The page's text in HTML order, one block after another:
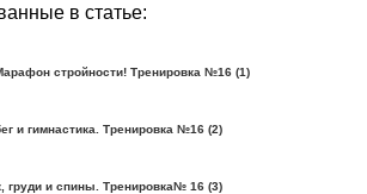
в статье:
стройности! Тренировка №16 (1)
и гимнастика. Тренировка №16 (2)
груди и спины. Тренировка№ 16 (3)